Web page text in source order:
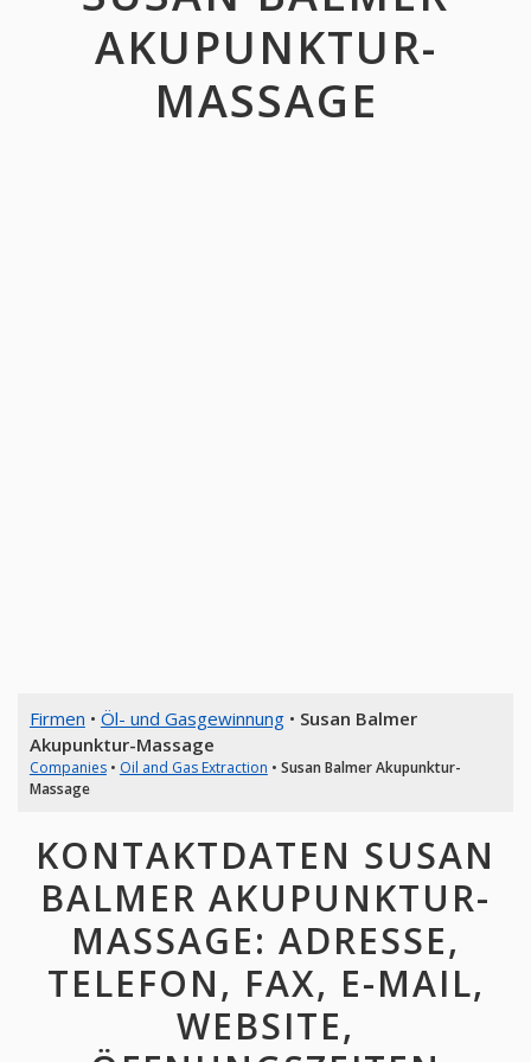
AKUPUNKTUR-
MASSAGE
Firmen • Öl- und Gasgewinnung• Susan Balmer
Akupunktur-Massage
Companies• Oil and Gas Extraction • Susan Balmer Akupunktur-
Massage
KONTAKTDATEN SUSAN
BALMER AKUPUNKTUR-
MASSAGE: ADRESSE,
TELEFON, FAX, E-MAIL,
WEBSITE,